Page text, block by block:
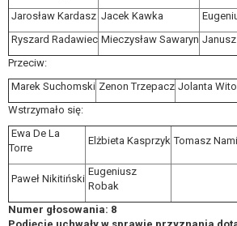
Jarosław Kardasz Jacek Kawka
Ryszard Radawiec Mieczysław Sawaryn
Przeciw:
Marek Suchomski Zenon Trzepacz Jolanta
Wstrzymało się:
Ewa De La
Torre
Elżbieta Kasprzyk Tomasz
Paweł Nikitiński
Eugeniusz
Robak
Numer głosowania: 8